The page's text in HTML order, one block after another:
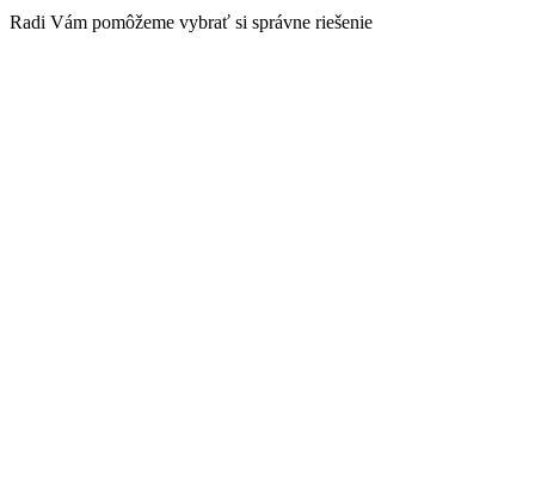
Radi Vám pomôžeme vybrať si správne riešenie